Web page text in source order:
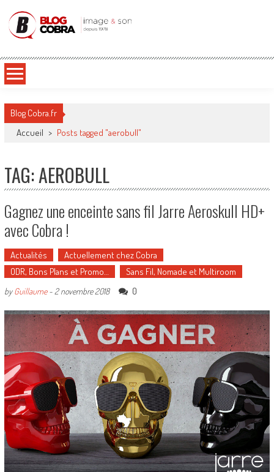
Blog Cobra
Blog Cobra.fr
Accueil > Posts tagged "aerobull"
TAG: AEROBULL
Gagnez une enceinte sans fil Jarre Aeroskull HD+
avec Cobra !
Actualités
Actuellement chez Cobra
ODR, Bons Plans et Promo…
Sans Fil, Nomade et Multiroom
byGuillaume- 2 novembre 2018 0